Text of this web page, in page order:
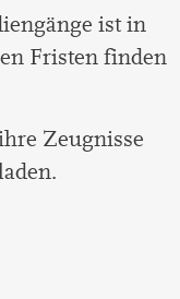
ist in
Fristen finden
Zeugnisse